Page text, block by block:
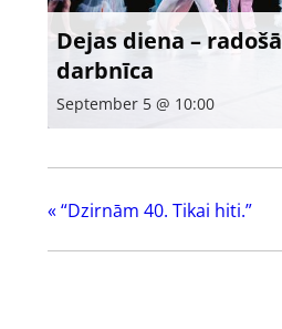
Dejas diena – radošā
darbnīca
September 5 @ 10:00
«“Dzirnām 40. Tikai hiti.”